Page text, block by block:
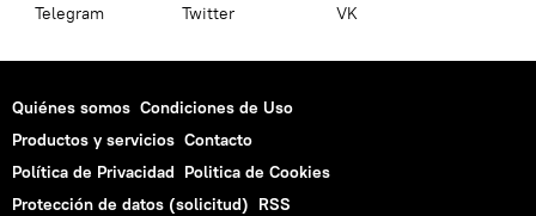
Telegram Twitter VK
Quiénes somos Condiciones de Uso
Productos y servicios Contacto
Política de Privacidad Politica de Cookies
Protección de datos (solicitud) RSS